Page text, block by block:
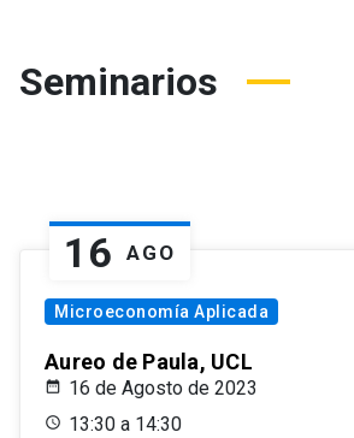
Seminarios
16 AGO
Microeconomía Aplicada
Aureo de Paula, UCL
16 de Agosto de 2023
13:30 a 14:30